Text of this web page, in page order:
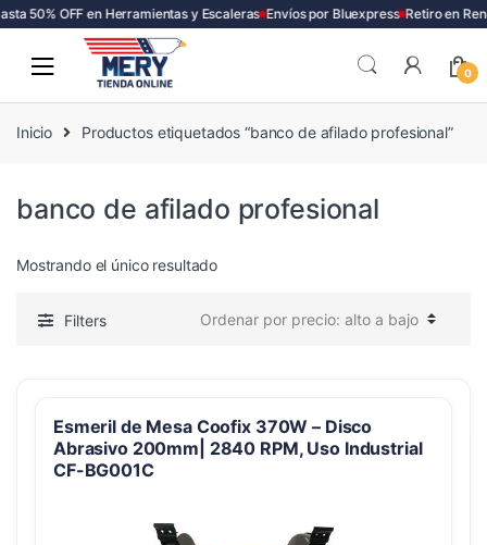
50% OFF en Herramientas y Escaleras Envíos por Bluexpress Retiro en
0
Inicio Productos etiquetados “banco de afilado profesional”
banco de afilado profesional
Mostrando el único resultado
Filters
Esmeril de Mesa Coofix 370W – Disco
Abrasivo 200mm| 2840 RPM, Uso Industrial
CF-BG001C